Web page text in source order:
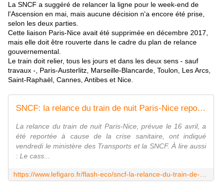
La SNCF a suggéré de relancer la ligne pour le week-end de
l'Ascension en mai, mais aucune décision n'a encore été prise,
selon les deux parties.
Cette liaison Paris-Nice avait été supprimée en décembre 2017,
mais elle doit être rouverte dans le cadre du plan de relance
gouvernemental.
Le train doit relier, tous les jours et dans les deux sens - sauf
travaux -, Paris-Austerlitz, Marseille-Blancarde, Toulon, Les Arcs,
Saint-Raphaël, Cannes, Antibes et Nice.
SNCF: la relance du train de nuit Paris-Nice reportée
La relance du train de nuit Paris-Nice, prévue le 16 avril, a
été reportée à cause de la crise sanitaire, ont indiqué
vendredi le ministère des Transports et la SNCF. À lire aussi
: Le cass...